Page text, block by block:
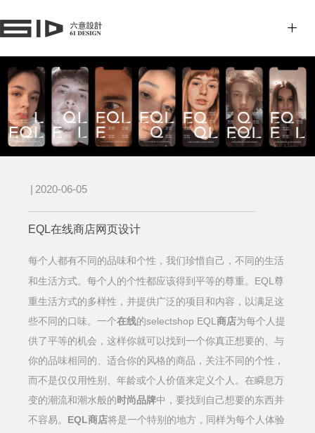
| 2020-06-05
EQL在线商店网页设计
每个人都有不同的品味和个性，我们珍惜自己，不同的生活
和生活方式。每个人的个性都应该得到平等的尊重。 EQL尊
重生活方式的多样性，并提供广泛的项目和内容，以满足这
些不同的口味。一个在线的selectshop EQL商店为每个人提
供了平等的机会，这样你就可以找到一个你真正想要的、与
你的品味相同的、适合你的风格的商品，关注不同的个性，
而不是仅仅用性别、年龄或个人价值来定义个人。在瞬息万
变的潮流和潮水般的时尚品牌中，要找到自己想要的东西并
不容易。 EQL商店将是一个特别的地方，同样为每个人体验